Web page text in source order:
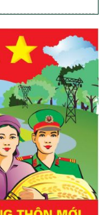
tế – xã hội vùng
ngân sách trung
gia xây dựng nông
kinh tế – xã hội
giai đoạn 2026 –
quốc gia xây dựng
triển kinh tế – xã
giai đoạn 2026 –